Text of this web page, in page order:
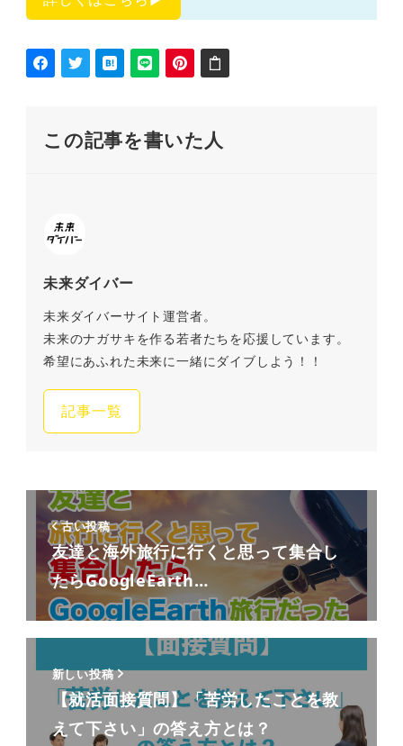
この記事を書いた人
未来ダイバー
未来ダイバーサイト運営者。
未来のナガサキを作る若者たちを応援しています。
希望にあふれた未来に一緒にダイブしよう！！
記事一覧
古い投稿
友達と海外旅行に行くと思って集合し
たらGoogleEarth…
新しい投稿
【就活面接質問】「苦労したことを教
えて下さい」の答え方とは？